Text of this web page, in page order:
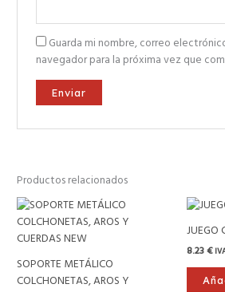
Guarda mi nombre, correo
navegador para la próxima vez que
Productos relacionados
SOPORTE METÁLICO
COLCHONETAS, AROS Y
JUEGO
8.23€